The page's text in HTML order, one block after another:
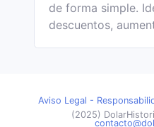
de forma simple.
descuentos,
Aviso Legal -
(2025)